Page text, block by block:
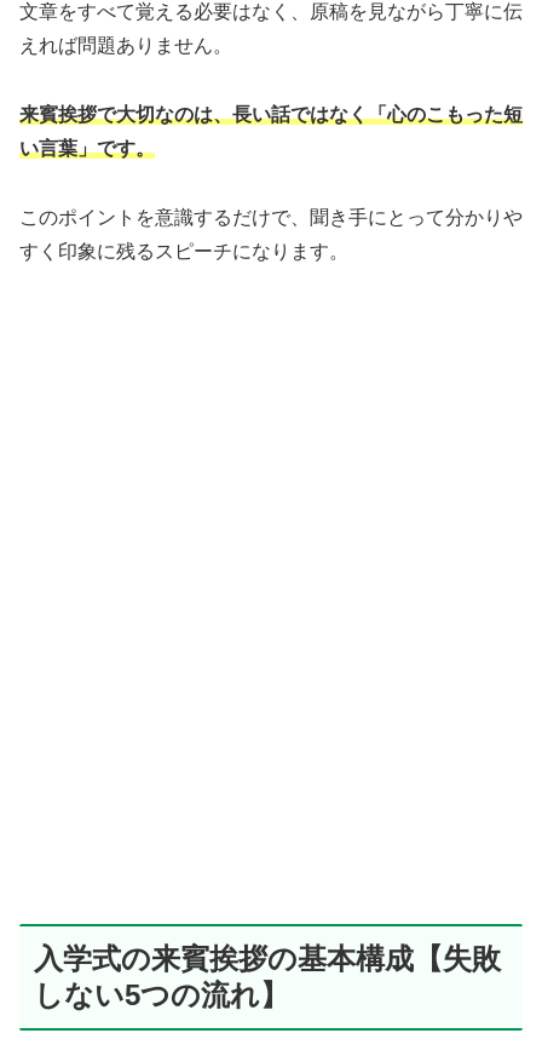
文章をすべて覚える必要はなく、原稿を見ながら丁寧に伝
えれば問題ありません。
来賓挨拶で大切なのは、長い話ではなく「心のこもった短
い言葉」です。
このポイントを意識するだけで、聞き手にとって分かりや
すく印象に残るスピーチになります。
入学式の来賓挨拶の基本構成【失敗
しない5つの流れ】